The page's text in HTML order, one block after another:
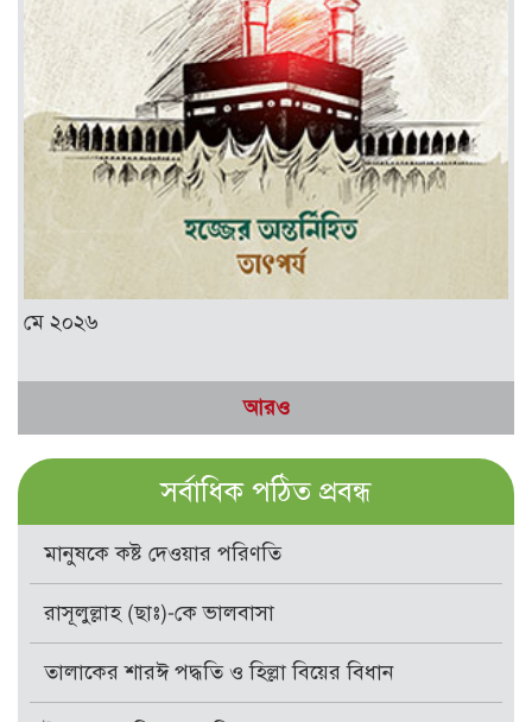
মে ২০২৬
আরও
সর্বাধিক পঠিত প্রবন্ধ
মানুষকে কষ্ট দেওয়ার পরিণতি
রাসূলুল্লাহ (ছাঃ)-কে ভালবাসা
তালাকের শারঈ পদ্ধতি ও হিল্লা বিয়ের বিধান